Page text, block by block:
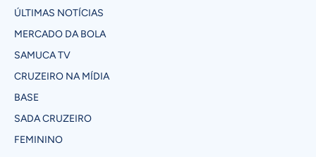
ÚLTIMAS NOTÍCIAS
MERCADO DA BOLA
SAMUCA TV
CRUZEIRO NA MÍDIA
BASE
SADA CRUZEIRO
FEMININO